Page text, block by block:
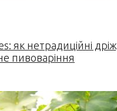
як нетрадиційні
пивоваріння